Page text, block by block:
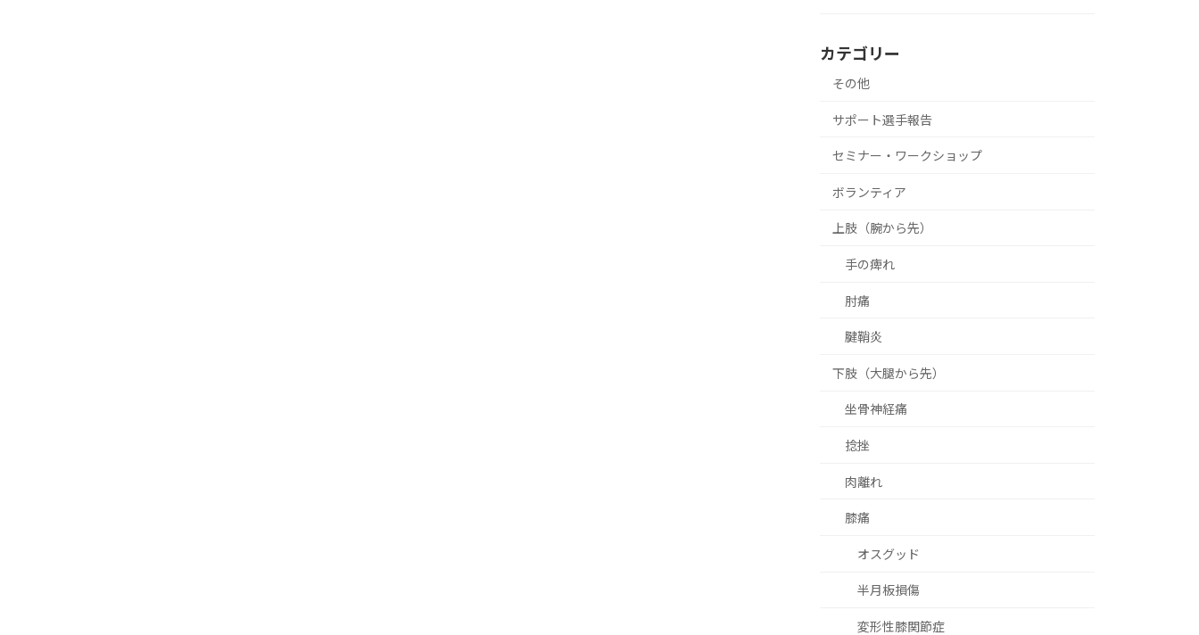
カテゴリー
その他
サポート選手報告
セミナー・ワークショップ
ボランティア
上肢（腕から先）
手の痺れ
肘痛
腱鞘炎
下肢（大腿から先）
坐骨神経痛
捻挫
肉離れ
膝痛
オスグッド
半月板損傷
変形性膝関節症